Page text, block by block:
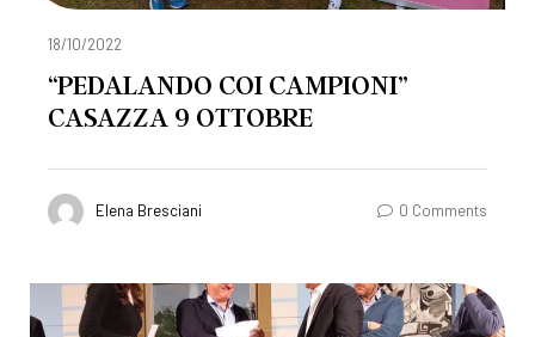
18/10/2022
“PEDALANDO COI CAMPIONI”
CASAZZA 9 OTTOBRE
Elena Bresciani 0 Comments